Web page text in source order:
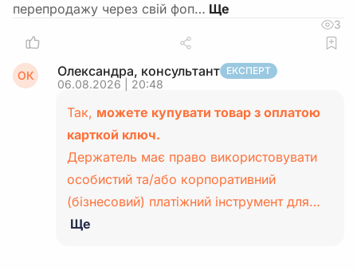
перепродажу через свій фоп…
3
ОК Олександра, консультант ЕКСПЕРТ
06.08.2026 | 20:48
Так, можете купувати товар з оплатою
карткой ключ.
Держатель має право використовувати
особистий та/або корпоративний
(бізнесовий) платіжний інструмент для…
Ще